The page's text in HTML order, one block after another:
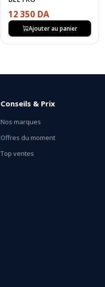
12 350 DA
Ajouter au panier
Conseils & Prix
Nos marques
Offres du moment
Top ventes